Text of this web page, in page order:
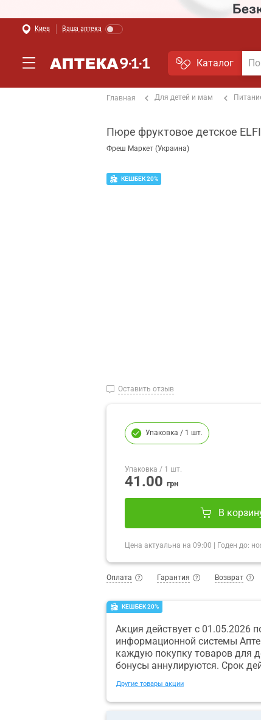
Киев Ваша аптека
Каталог
Главная Для детей и мам
Пюре фруктовое детское
Фреш Маркет (Украина)
КЕШБЕК 20%
Оставить отзыв
Упаковка / 1 шт.
Упаковка / 1 шт.
41.00 грн
В
Цена актуальна на 09:00 | Годен до:
Оплата Гарантия Возврат
КЕШБЕК 20%
Акция действует с 01.05.2026
информационной системы
каждую покупку товаров для
бонусы аннулируются. Срок
Другие товары акции